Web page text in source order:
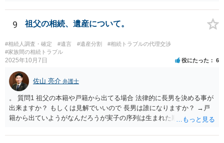
つの相続分を有していますので， そのことを前提として，遺産分割協
議をすることになります（必ずしも３分の１ずつにしなくても，合意
ができれば構いません。）。 今後の対応としては， ①伯母さんの相続
財産（遺産）の全容を整理する（預貯金，有価証券，不動産等の有無
を調べることになります。） ②相続財産に照らし，相続税の申告の準
備をする（税理士の先生にご相談ください。） ③遺産分割協議をする
（ご本人同士で行っても構いませんし，弁護士に相談することもよろ
しいと思います。） ことになります。
9 祖父の相続、遺産について。
#相続人調査・確定 #遺言 #遺産分割
#相続トラブルの代理交渉
#家族間の相続トラブル
2025年10月7日 役にたった 6
佐山 亮介 弁護士
。 質問1 祖父の本籍や戸籍から出てる場合 法律的に長男を決める事が
出来ますか？ もしくは見解でいいので 長男は誰になりますか？ →戸
籍から出ていようがなんだろうが実子の序列は生まれた順ですから、
書が腹違いの長男に向けてある場合 書かれてる内容が最優先にされる